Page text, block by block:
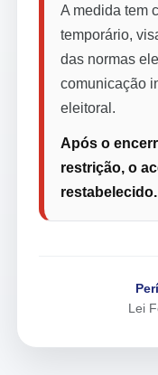
A medida tem
temporário,
das normas
comunicação
eleitoral.
Após o
restrição, o
restabelecido.
Lei